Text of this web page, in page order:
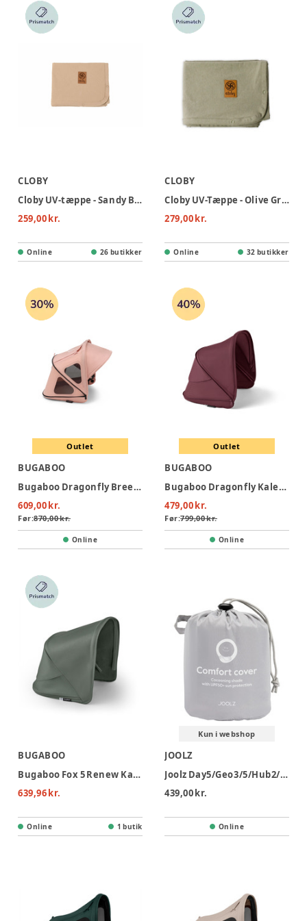
CLOBY
Cloby UV-tæppe - Sandy Beige
259,00 kr.
Online 26 butikker
CLOBY
Cloby UV-Tæppe - Olive Green
279,00 kr.
Online 32 butikker
Outlet
BUGABOO
Bugaboo Dragonfly Breezy Kaleche - Morning Pink
609,00 kr.
Før:870,00 kr.
Online
Outlet
BUGABOO
Bugaboo Dragonfly Kaleche - Dark Cherry
479,00 kr.
Før:799,00 kr.
Online
BUGABOO
Bugaboo Fox 5 Renew Kaleche - Forest Green
639,96 kr.
Online 1 butik
Kun i webshop
JOOLZ
Joolz Day5/Geo3/5/Hub2/Aer+/2 Comfort Cover
439,00 kr.
Online